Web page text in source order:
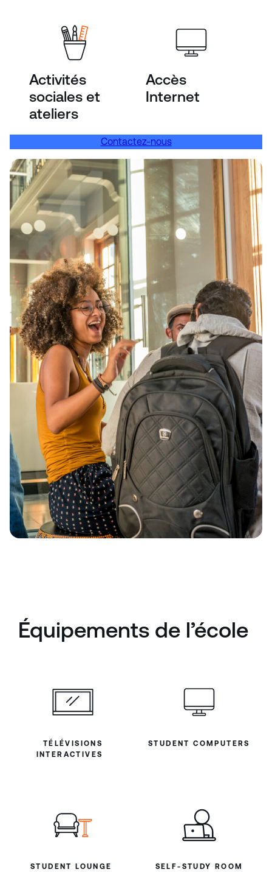
Activités
sociales et
ateliers
Accès
Internet
Contactez-nous
Équipements de l’école
TÉLÉVISIONS
INTERACTIVES
STUDENT COMPUTERS
STUDENT LOUNGE SELF-STUDY ROOM